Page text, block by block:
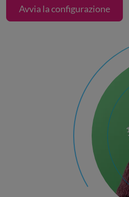
Avvia la configurazione